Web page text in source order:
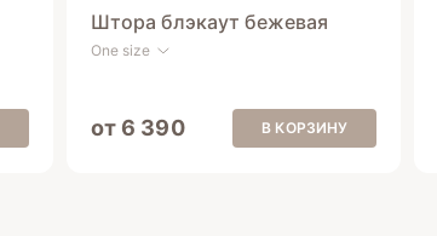
Штора блэкаут бежевая
One size
от 6 390 В КОРЗИНУ